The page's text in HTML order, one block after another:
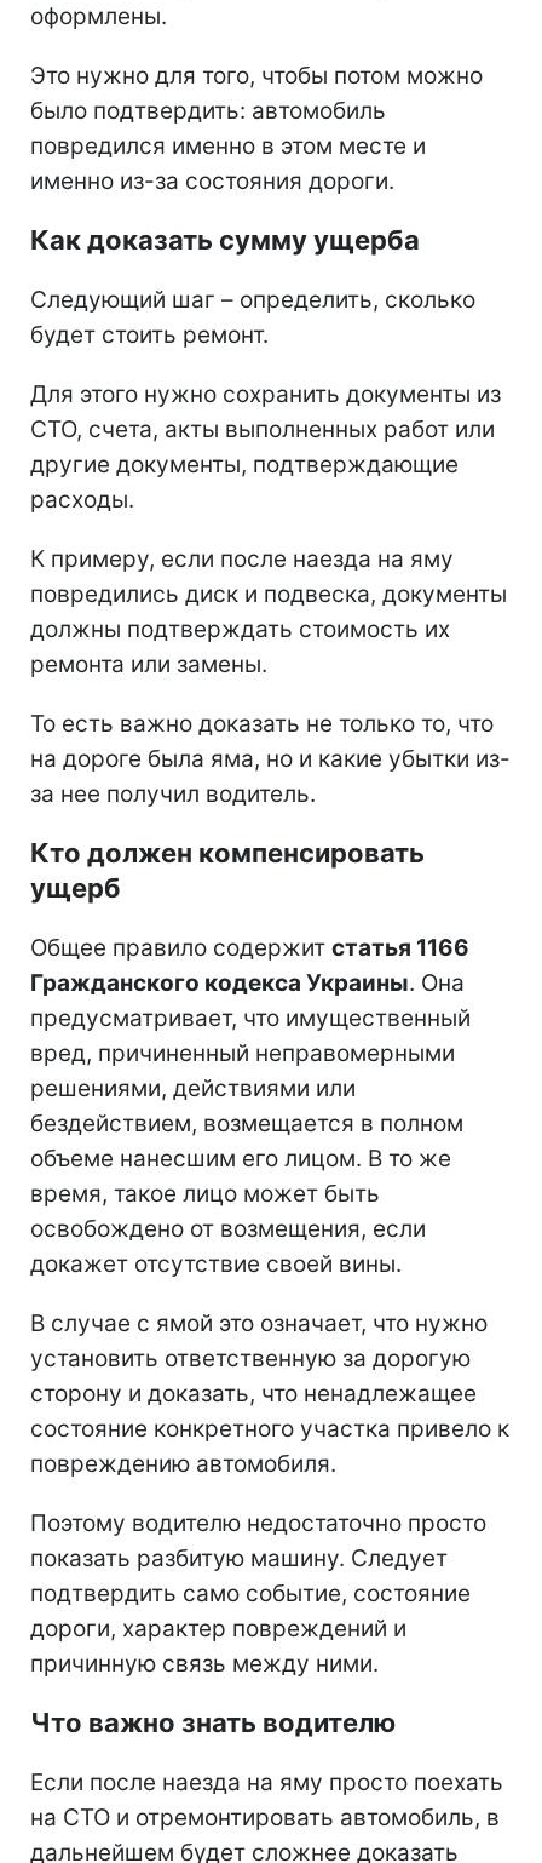
оформлены.
Это нужно для того, чтобы потом можно
было подтвердить: автомобиль
повредился именно в этом месте и
именно из-за состояния дороги.
Как доказать сумму ущерба
Следующий шаг – определить, сколько
будет стоить ремонт.
Для этого нужно сохранить документы из
СТО, счета, акты выполненных работ или
другие документы, подтверждающие
расходы.
К примеру, если после наезда на яму
повредились диск и подвеска, документы
должны подтверждать стоимость их
ремонта или замены.
То есть важно доказать не только то, что
на дороге была яма, но и какие убытки из-
за нее получил водитель.
Кто должен компенсировать
ущерб
Общее правило содержит статья 1166
Гражданского кодекса Украины. Она
предусматривает, что имущественный
вред, причиненный неправомерными
решениями, действиями или
бездействием, возмещается в полном
объеме нанесшим его лицом. В то же
время, такое лицо может быть
освобождено от возмещения, если
докажет отсутствие своей вины.
В случае с ямой это означает, что нужно
установить ответственную за дорогую
сторону и доказать, что ненадлежащее
состояние конкретного участка привело к
повреждению автомобиля.
Поэтому водителю недостаточно просто
показать разбитую машину. Следует
подтвердить само событие, состояние
дороги, характер повреждений и
причинную связь между ними.
Что важно знать водителю
Если после наезда на яму просто поехать
на СТО и отремонтировать автомобиль, в
дальнейшем будет сложнее доказать